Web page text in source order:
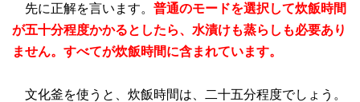
先に正解を言います。 普通のモードを選択して炊飯時間
が五十分程度かかるとしたら、水漬けも蒸らしも必要あり
ません。すべてが炊飯時間に含まれています。
文化釜を使うと、炊飯時間は、二十五分程度でしょう。